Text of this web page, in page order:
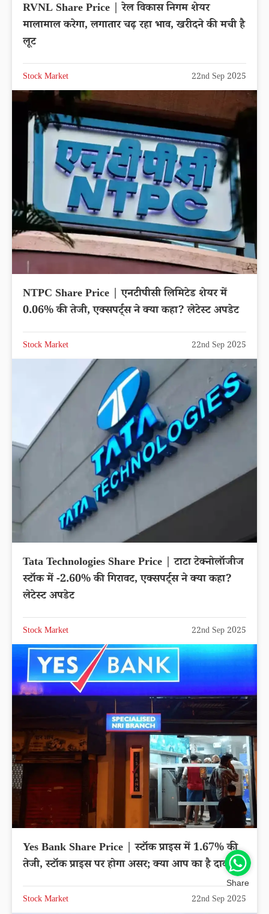
RVNL Share Price | रेल विकास निगम शेयर
मालामाल करेगा, लगातार चढ़ रहा भाव, खरीदने की मची है
लूट
Stock Market 22nd Sep 2025
NTPC Share Price | एनटीपीसी लिमिटेड शेयर में
0.06% की तेजी, एक्सपर्ट्स ने क्या कहा? लेटेस्ट अपडेट
Stock Market 22nd Sep 2025
Tata Technologies Share Price | टाटा टेक्नोलॉजीज
स्टॉक में -2.60% की गिरावट, एक्सपर्ट्स ने क्या कहा?
लेटेस्ट अपडेट
Stock Market 22nd Sep 2025
Yes Bank Share Price | स्टॉक प्राइस में 1.67% की
तेजी, स्टॉक प्राइस पर होगा असर; क्या आप का है दाव?
Stock Market 22nd Sep 2025
Share